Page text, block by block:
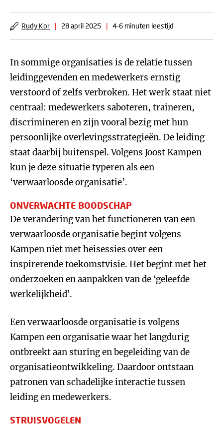
Rudy Kor | 28 april 2025 | 4-6 minuten leestijd
In sommige organisaties is de relatie tussen
leidinggevenden en medewerkers ernstig
verstoord of zelfs verbroken. Het werk staat niet
centraal: medewerkers saboteren, traineren,
discrimineren en zijn vooral bezig met hun
persoonlijke overlevingsstrategieën. De leiding
staat daarbij buitenspel. Volgens Joost Kampen
kun je deze situatie typeren als een
‘verwaarloosde organisatie’.
ONVERWACHTE BOODSCHAP
De verandering van het functioneren van een
verwaarloosde organisatie begint volgens
Kampen niet met heisessies over een
inspirerende toekomstvisie. Het begint met het
onderzoeken en aanpakken van de ‘geleefde
werkelijkheid’.
Een verwaarloosde organisatie is volgens
Kampen een organisatie waar het langdurig
ontbreekt aan sturing en begeleiding van de
organisatieontwikkeling. Daardoor ontstaan
patronen van schadelijke interactie tussen
leiding en medewerkers.
STRUISVOGELEN